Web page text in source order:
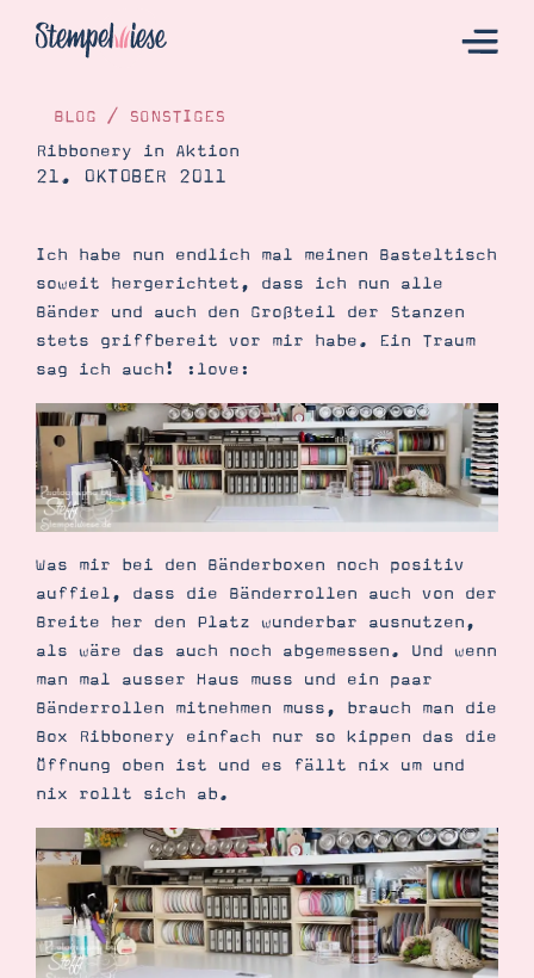
Katalog
Bestellen
Kontakt
Angebote
Blog
Gutscheine
Produkte erklärt
Über mich
Über Stampin’ Up!
Tipps & Tricks
Ordnungstipps
BLOG / SONSTIGES
Ribbonery in Aktion
21. OKTOBER 2011
Ich habe nun endlich mal meinen Basteltisch
soweit hergerichtet, dass ich nun alle
Bänder und auch den Großteil der Stanzen
stets griffbereit vor mir habe. Ein Traum
sag ich auch! :love:
Was mir bei den Bänderboxen noch positiv
auffiel, dass die Bänderrollen auch von der
Breite her den Platz wunderbar ausnutzen,
als wäre das auch noch abgemessen. Und wenn
man mal ausser Haus muss und ein paar
Bänderrollen mitnehmen muss, brauch man die
Box Ribbonery einfach nur so kippen das die
Öffnung oben ist und es fällt nix um und
nix rollt sich ab.